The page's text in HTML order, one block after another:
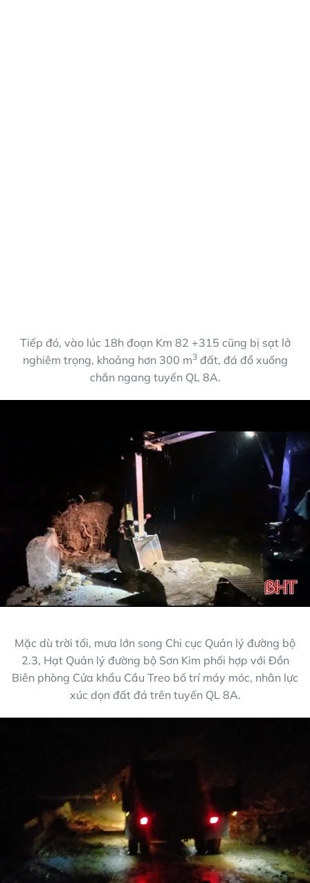
Tiếp đó, vào lúc 18h đoạn Km 82 +315 cũng bị sạt lở
nghiêm trọng, khoảng hơn 300 m3đất, đá đổ xuống
chắn ngang tuyến QL 8A.
Mặc dù trời tối, mưa lớn song Chi cục Quản lý đường bộ
2.3, Hạt Quản lý đường bộ Sơn Kim phối hợp với Đồn
Biên phòng Cửa khẩu Cầu Treo bố trí máy móc, nhân lực
xúc dọn đất đá trên tuyến QL 8A.